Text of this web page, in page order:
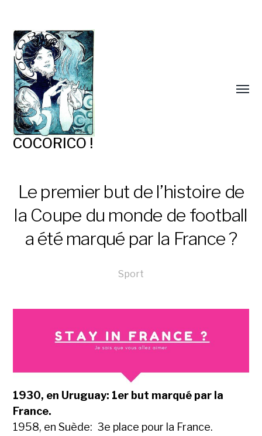
COCORICO !
Le premier but de l’histoire de
la Coupe du monde de football
a été marqué par la France ?
Sport
1930, en Uruguay: 1er but marqué par la
France.
1958, en Suède: 3e place pour la France.